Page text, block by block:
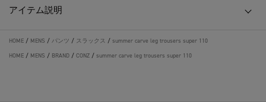
アイテム説明
HOME / MENS / パンツ / スラックス / summer carve leg trousers super 110
HOME / MENS / BRAND / CONZ / summer carve leg trousers super 110